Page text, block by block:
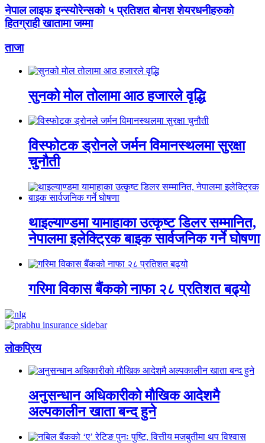
नेपाल लाइफ इन्स्योरेन्सको ५ प्रतिशत बोनश शेयरधनीहरुको
हितग्राही खातामा जम्मा
ताजा
सुनको मोल तोलामा आठ हजारले वृद्धि
विस्फोटक ड्रोनले जर्मन विमानस्थलमा सुरक्षा
चुनौती
थाइल्याण्डमा यामाहाका उत्कृष्ट डिलर सम्मानित,
नेपालमा इलेक्ट्रिक बाइक सार्वजनिक गर्ने घोषणा
गरिमा विकास बैंकको नाफा २८ प्रतिशत बढ्यो
लाेकप्रिय
अनुसन्धान अधिकारीकाे माैखिक आदेशमै
अल्पकालीन खाता बन्द हुने